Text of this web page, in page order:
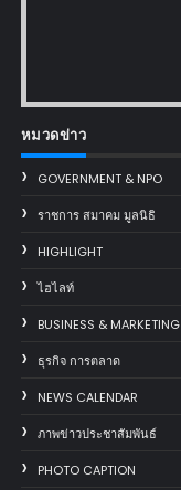
หมวดข่าว
GOVERNMENT & NPO
ราชการ สมาคม มูลนิธิ
HIGHLIGHT
ไฮไลท์
BUSINESS & MARKETING
ธุรกิจ การตลาด
NEWS CALENDAR
ภาพข่าวประชาสัมพันธ์
PHOTO CAPTION